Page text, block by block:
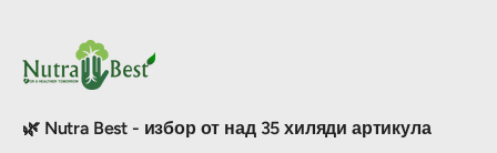
🌿 Nutra Best - избор от над 35 хиляди артикула